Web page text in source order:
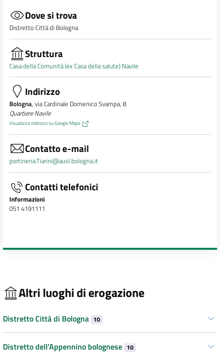
Dove si trova
Distretto Città di Bologna
Struttura
Casa della Comunità (ex Casa della salute) Navile
Indirizzo
Bologna, via Cardinale Domenico Svampa, 8
Quartiere Navile
Visualizza indirizzo su Google Maps
Contatto e-mail
portineria.Tiarini@ausl.bologna.it
Contatti telefonici
Informazioni
051 4191111
Altri luoghi di erogazione
Distretto Città di Bologna 10
Distretto dell’Appennino bolognese 10